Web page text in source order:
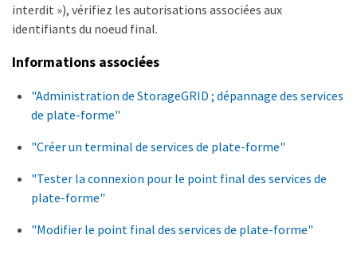
interdit »), vérifiez les autorisations associées aux
identifiants du noeud final.
Informations associées
"Administration de StorageGRID ; dépannage des services
de plate-forme"
"Créer un terminal de services de plate-forme"
"Tester la connexion pour le point final des services de
plate-forme"
"Modifier le point final des services de plate-forme"